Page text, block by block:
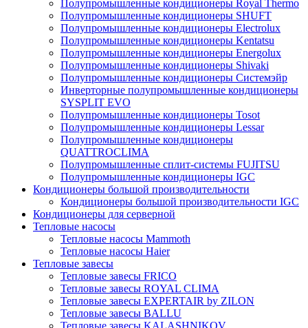
Полупромышленные кондиционеры Royal Thermo
Полупромышленные кондиционеры SHUFT
Полупромышленные кондиционеры Electrolux
Полупромышленные кондиционеры Kentatsu
Полупромышленные кондиционеры Energolux
Полупромышленные кондиционеры Shivaki
Полупромышленные кондиционеры Системэйр
Инверторные полупромышленные кондиционеры
SYSPLIT EVO
Полупромышленные кондиционеры Tosot
Полупромышленные кондиционеры Lessar
Полупромышленные кондиционеры
QUATTROCLIMA
Полупромышленные сплит-системы FUJITSU
Полупромышленные кондиционеры IGC
Кондиционеры большой производительности
Кондиционеры большой производительности IGC
Кондиционеры для серверной
Тепловые насосы
Тепловые насосы Mammoth
Тепловые насосы Haier
Тепловые завесы
Тепловые завесы FRICO
Тепловые завесы ROYAL CLIMA
Тепловые завесы EXPERTAIR by ZILON
Тепловые завесы BALLU
Тепловые завесы KALASHNIKOV